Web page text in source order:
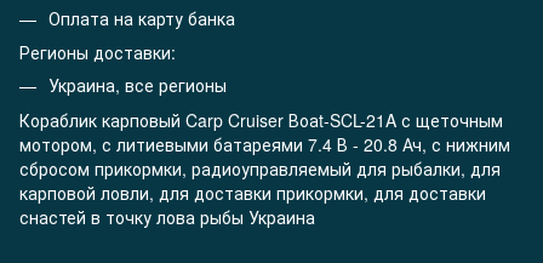
Оплата на карту банка
Регионы доставки:
Украина, все регионы
Кораблик карповый Carp Cruiser Воаt-SCL-21A с щеточным
мотором, с литиевыми батареями 7.4 В - 20.8 Ач, с нижним
сбросом прикормки, радиоуправляемый для рыбалки, для
карповой ловли, для доставки прикормки, для доставки
снастей в точку лова рыбы Украина